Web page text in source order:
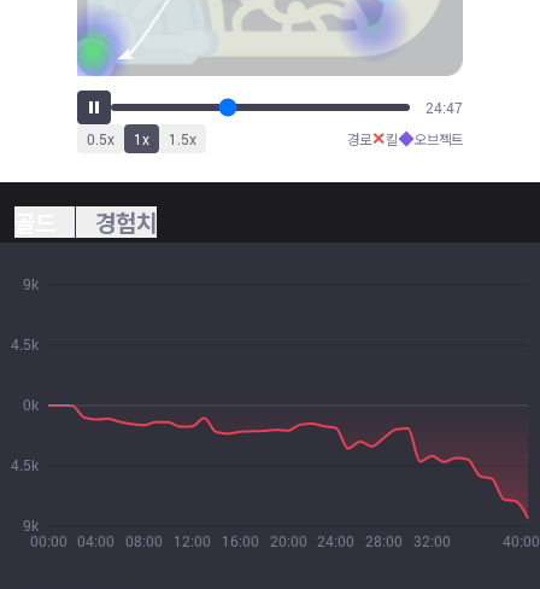
27:26
0.5x 1x 1.5x 경로✕킬◆오브젝트
경험치
00:00 04:00 08:00 12:00 16:00 20:00 24:00 28:00 32:00 40:00
9k
4.5k
0k
4.5k
9k